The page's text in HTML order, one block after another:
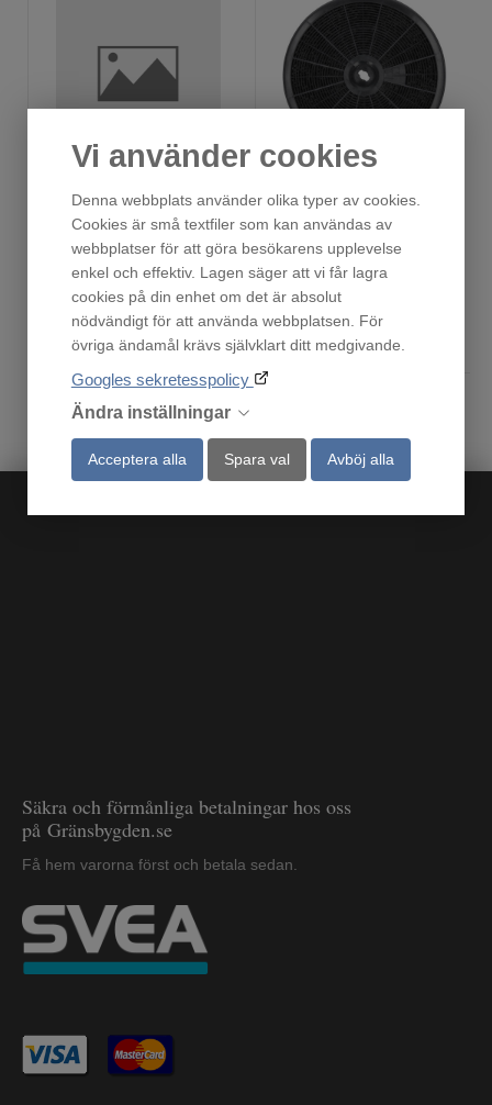
Vi använder cookies
Denna webbplats använder olika typer av cookies.
Cookies är små textfiler som kan användas av
webbplatser för att göra besökarens upplevelse
enkel och effektiv. Lagen säger att vi får lagra
cookies på din enhet om det är absolut
nödvändigt för att använda webbplatsen. För
övriga ändamål krävs självklart ditt medgivande.
Googles sekretesspolicy
Ändra inställningar
Acceptera alla Spara val Avböj alla
Fåtal i lager!
795 :-
Köp
Fåtal i lager!
795 :-
Säkra och förmånliga betalningar hos oss
på Gränsbygden.se
Få hem varorna först och betala sedan.